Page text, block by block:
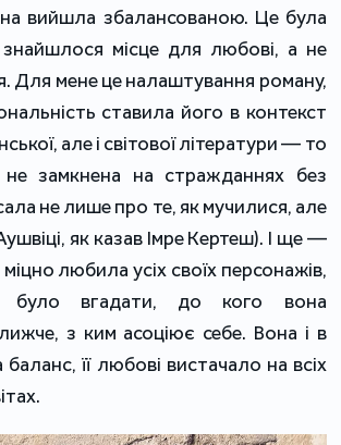
вийшла збалансованою. Це була
знайшлося місце для любові, а не
Для мене це налаштування роману,
ставила його в контекст
але і світової літератури — то
не замкнена на стражданнях без
не лише про те, як мучилися, але
як казав Імре Кертеш). І ще —
любила усіх своїх персонажів,
було вгадати, до кого вона
з ким асоціює себе. Вона і в
її любові вистачало на всіх